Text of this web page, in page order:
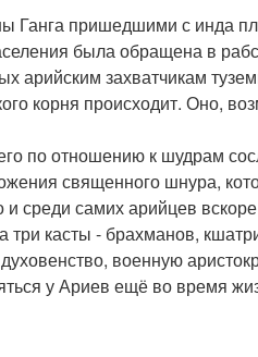
Ганга пришедшими с инда
была обращена в
арийским захватчикам
корня происходит. Оно,
по отношению к шудрам
священного шнура,
самих арийцев
три касты - брахманов,
военную
у Ариев ещё во время